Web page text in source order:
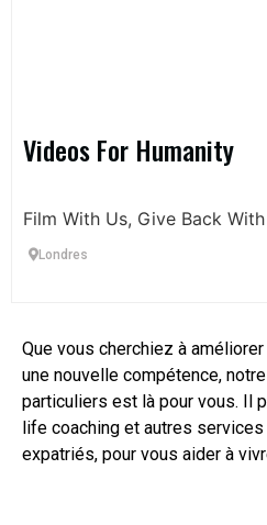
Videos For Humanity
Film With Us, Give Back
Londres
Que vous cherchiez à
une nouvelle compétence,
particuliers est là pour vous. Il
life coaching et autres
expatriés, pour vous aider à